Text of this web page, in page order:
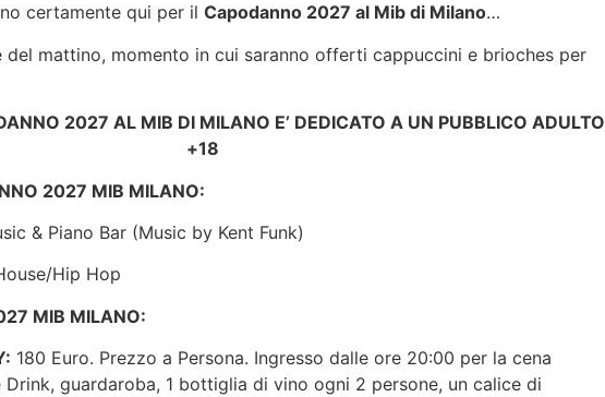
certamente qui per il Capodanno 2027 al Mib di Milano…
del mattino, momento in cui saranno offerti cappuccini e brioches per
2027 AL MIB DI MILANO E’ DEDICATO A UN PUBBLICO ADULTO
+18
2027 MIB MILANO:
& Piano Bar (Music by Kent Funk)
Hip Hop
MIB MILANO:
180 Euro. Prezzo a Persona. Ingresso dalle ore 20:00 per la cena
Drink, guardaroba, 1 bottiglia di vino ogni 2 persone, un calice di